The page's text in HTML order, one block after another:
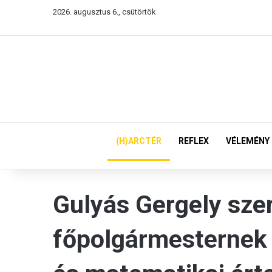
2026. augusztus 6., csütörtök
(H)ARCTÉR REFLEX VÉLEMÉNY
Gulyás Gergely